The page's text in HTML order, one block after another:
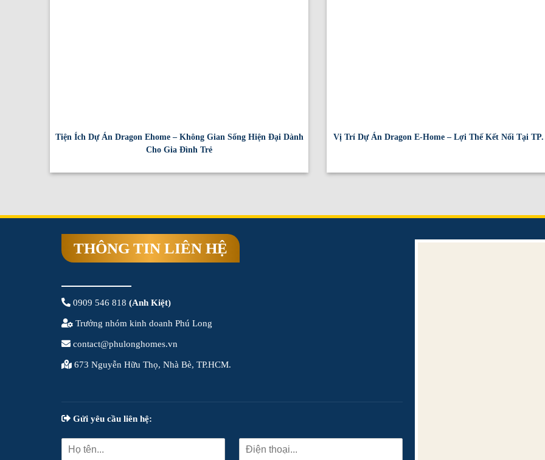
Tiện Ích Dự Án Dragon Ehome – Không Gian Sống Hiện Đại Dành
Cho Gia Đình Trẻ
Vị Trí Dự Án Dragon E-Home – Lợi Thế Kết Nối Tại
THÔNG TIN LIÊN HỆ
0909 546 818 (Anh Kiệt)
Trưởng nhóm kinh doanh Phú Long
contact@phulonghomes.vn
673 Nguyễn Hữu Thọ, Nhà Bè, TP.HCM.
Gửi yêu cầu liên hệ: